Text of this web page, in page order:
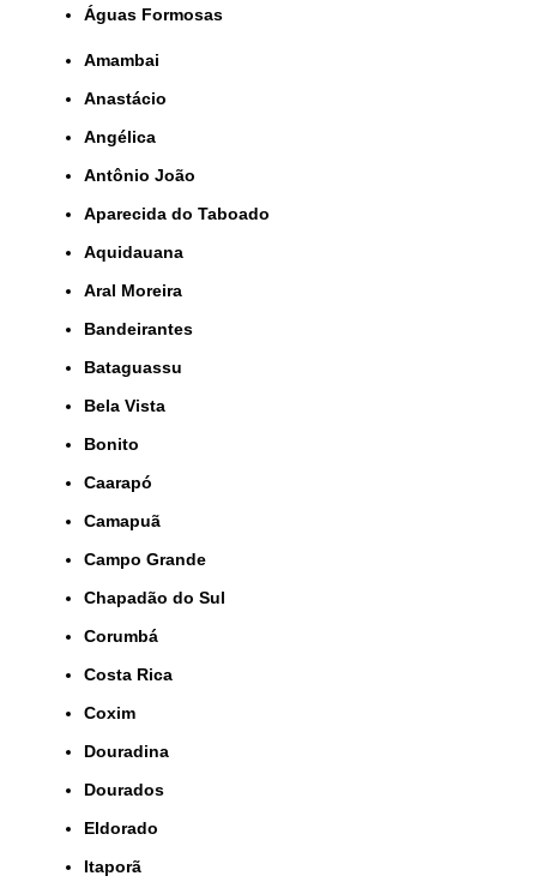
Águas Formosas
Amambai
Anastácio
Angélica
Antônio João
Aparecida do Taboado
Aquidauana
Aral Moreira
Bandeirantes
Bataguassu
Bela Vista
Bonito
Caarapó
Camapuã
Campo Grande
Chapadão do Sul
Corumbá
Costa Rica
Coxim
Douradina
Dourados
Eldorado
Itaporã